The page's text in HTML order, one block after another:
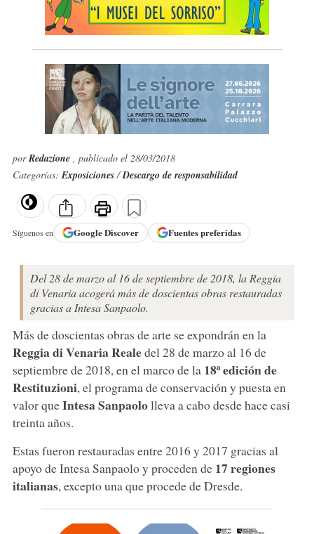
porRedazione , publicado el 28/03/2018
Categorías:Exposiciones/Descargo de responsabilidad
Síguenos en GoogleDiscover Fuentes preferidas
Del 28 de marzo al 16 de septiembre de 2018, la Reggia
di Venaria acogerá más de doscientas obras restauradas
gracias a Intesa Sanpaolo.
Más de doscientas obras de arte se expondrán en la
Reggia di Venaria Realedel 28 de marzo al 16 de
septiembre de 2018, en el marco de la18ª edición de
Restituzioni, el programa de conservación y puesta en
valor queIntesa Sanpaololleva a cabo desde hace casi
treinta años.
Estas fueron restauradas entre 2016 y 2017 gracias al
apoyo de Intesa Sanpaolo y proceden de17 regiones
italianas, excepto una que procede de Dresde.